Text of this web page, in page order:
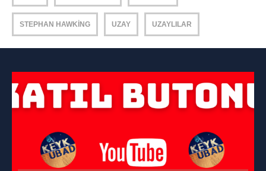
STEPHAN HAWKING UZAY UZAYLILAR